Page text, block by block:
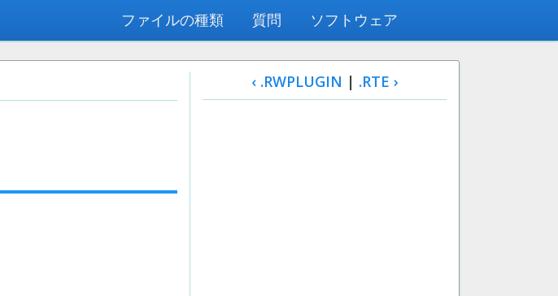
ファイルの種類 質問 ソフトウェア
‹ .RWPLUGIN | .RTE ›